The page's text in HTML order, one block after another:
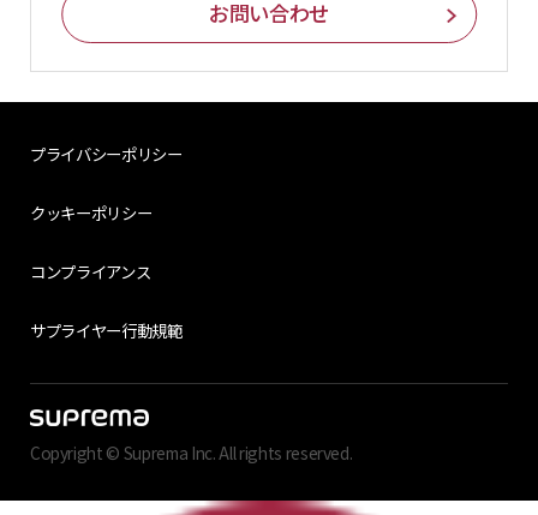
お問い合わせ
プライバシーポリシー
クッキーポリシー
コンプライアンス
サプライヤー行動規範
Copyright © Suprema Inc. All rights reserved.